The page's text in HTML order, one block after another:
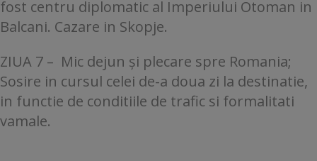
fost centru diplomatic al Imperiului Otoman in
Balcani. Cazare in Skopje.
ZIUA 7 – Mic dejun și plecare spre Romania;
Sosire in cursul celei de-a doua zi la destinatie,
in functie de conditiile de trafic si formalitati
vamale.